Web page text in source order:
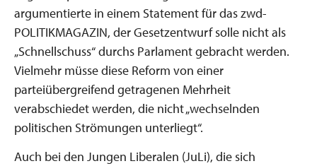
argumentierte in einem Statement für das zwd-
POLITIKMAGAZIN, der Gesetzentwurf solle nicht als
„Schnellschuss“ durchs Parlament gebracht werden.
Vielmehr müsse diese Reform von einer
parteiübergreifend getragenen Mehrheit
verabschiedet werden, die nicht „wechselnden
politischen Strömungen unterliegt“.
Auch bei den Jungen Liberalen (JuLi), die sich